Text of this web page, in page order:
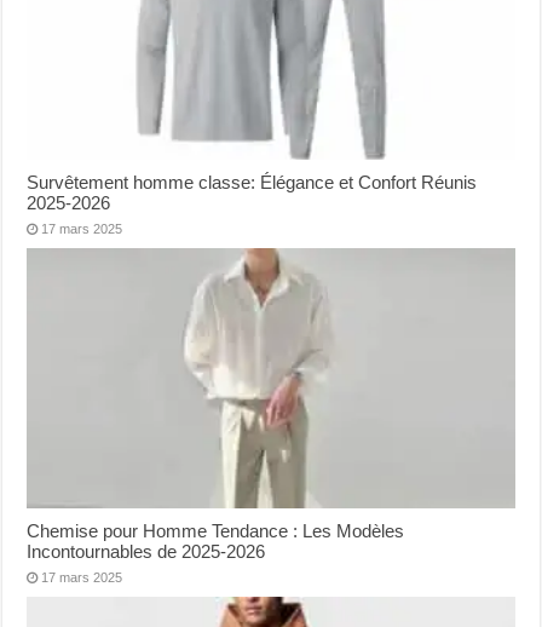
Survêtement homme classe: Élégance et Confort Réunis
2025-2026
17 mars 2025
Chemise pour Homme Tendance : Les Modèles
Incontournables de 2025-2026
17 mars 2025